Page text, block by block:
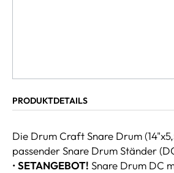
PRODUKTDETAILS
Die Drum Craft Snare Drum
passender Snare Drum Ständer
•SETANGEBOT! Snare Drum DC